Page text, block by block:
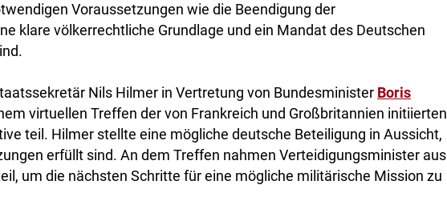
Voraussetzungen wie die Beendigung der
klare völkerrechtliche Grundlage und ein Mandat des Deutschen
Nils Hilmer in Vertretung von Bundesminister Boris
virtuellen Treffen der von Frankreich und Großbritannien initiierten
teil. Hilmer stellte eine mögliche deutsche Beteiligung in Aussicht,
erfüllt sind. An dem Treffen nahmen Verteidigungsminister aus
um die nächsten Schritte für eine mögliche militärische Mission zu